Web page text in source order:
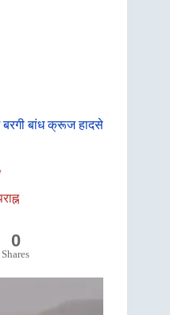
बरगी बांध क्रूज हादसे
0
Shares